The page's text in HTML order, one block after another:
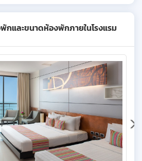
กและขนาดห้องพักภายในโรงแรม